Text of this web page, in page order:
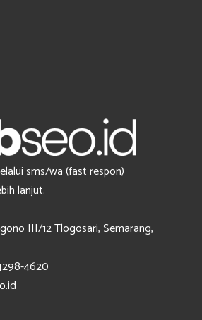
sms/wa (fast respon)
lanjut.
III/12 Tlogosari, Semarang,
4620